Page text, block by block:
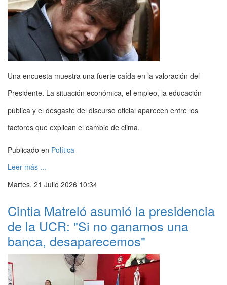
Una encuesta muestra una fuerte caída en la valoración del
Presidente. La situación económica, el empleo, la educación
pública y el desgaste del discurso oficial aparecen entre los
factores que explican el cambio de clima.
Publicado en Política
Leer más ...
Martes, 21 Julio 2026 10:34
Cintia Matreló asumió la presidencia
de la UCR: "Si no ganamos una
banca, desaparecemos"